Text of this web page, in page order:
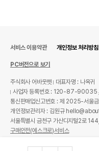
서비스 이용약관 개인정보 처리방침
PC버전으로 보기
주식회사 어바웃펫
대표자명 : 나옥귀
사업자 등록번호 : 120-87-90035
통신판매업신고번호 : 제 2025-서울
개인정보관리자 : 김원규
서울특별시 금천구 가산디지털2로
구매안전(에스크로)서비스